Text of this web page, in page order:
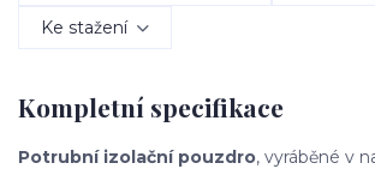
Ke stažení
Kompletní specifikace
Potrubní izolační pouzdro, vyráběné v